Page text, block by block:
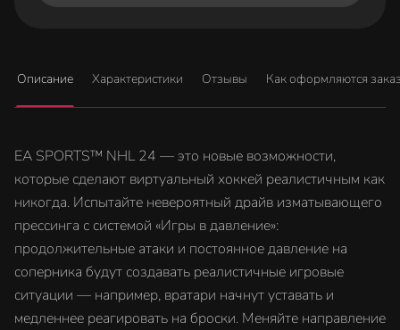
Описание Характеристики Отзывы Как оформляются
EA SPORTS™ NHL 24 — это новые возможности,
которые сделают виртуальный хоккей реалистичным как
никогда. Испытайте невероятный драйв изматывающего
прессинга с системой «Игры в давление»:
продолжительные атаки и постоянное давление на
соперника будут создавать реалистичные игровые
ситуации — например, вратари начнут уставать и
медленнее реагировать на броски. Меняйте направление